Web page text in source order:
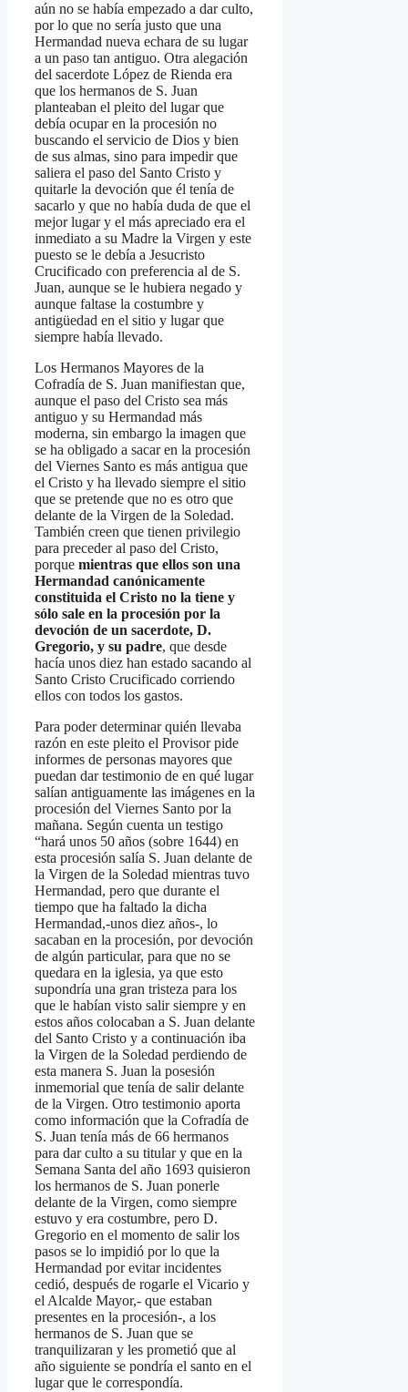
aún no se había empezado a dar culto,
por lo que no sería justo que una
Hermandad nueva echara de su lugar
a un paso tan antiguo. Otra alegación
del sacerdote López de Rienda era
que los hermanos de S. Juan
planteaban el pleito del lugar que
debía ocupar en la procesión no
buscando el servicio de Dios y bien
de sus almas, sino para impedir que
saliera el paso del Santo Cristo y
quitarle la devoción que él tenía de
sacarlo y que no había duda de que el
mejor lugar y el más apreciado era el
inmediato a su Madre la Virgen y este
puesto se le debía a Jesucristo
Crucificado con preferencia al de S.
Juan, aunque se le hubiera negado y
aunque faltase la costumbre y
antigüedad en el sitio y lugar que
siempre había llevado.
Los Hermanos Mayores de la
Cofradía de S. Juan manifiestan que,
aunque el paso del Cristo sea más
antiguo y su Hermandad más
moderna, sin embargo la imagen que
se ha obligado a sacar en la procesión
del Viernes Santo es más antigua que
el Cristo y ha llevado siempre el sitio
que se pretende que no es otro que
delante de la Virgen de la Soledad.
También creen que tienen privilegio
para preceder al paso del Cristo,
porque mientras que ellos son una
Hermandad canónicamente
constituida el Cristo no la tiene y
sólo sale en la procesión por la
devoción de un sacerdote, D.
Gregorio, y su padre, que desde
hacía unos diez han estado sacando al
Santo Cristo Crucificado corriendo
ellos con todos los gastos.
Para poder determinar quién llevaba
razón en este pleito el Provisor pide
informes de personas mayores que
puedan dar testimonio de en qué lugar
salían antiguamente las imágenes en la
procesión del Viernes Santo por la
mañana. Según cuenta un testigo
“hará unos 50 años (sobre 1644) en
esta procesión salía S. Juan delante de
la Virgen de la Soledad mientras tuvo
Hermandad, pero que durante el
tiempo que ha faltado la dicha
Hermandad,-unos diez años-, lo
sacaban en la procesión, por devoción
de algún particular, para que no se
quedara en la iglesia, ya que esto
supondría una gran tristeza para los
que le habían visto salir siempre y en
estos años colocaban a S. Juan delante
del Santo Cristo y a continuación iba
la Virgen de la Soledad perdiendo de
esta manera S. Juan la posesión
inmemorial que tenía de salir delante
de la Virgen. Otro testimonio aporta
como información que la Cofradía de
S. Juan tenía más de 66 hermanos
para dar culto a su titular y que en la
Semana Santa del año 1693 quisieron
los hermanos de S. Juan ponerle
delante de la Virgen, como siempre
estuvo y era costumbre, pero D.
Gregorio en el momento de salir los
pasos se lo impidió por lo que la
Hermandad por evitar incidentes
cedió, después de rogarle el Vicario y
el Alcalde Mayor,- que estaban
presentes en la procesión-, a los
hermanos de S. Juan que se
tranquilizaran y les prometió que al
año siguiente se pondría el santo en el
lugar que le correspondía.